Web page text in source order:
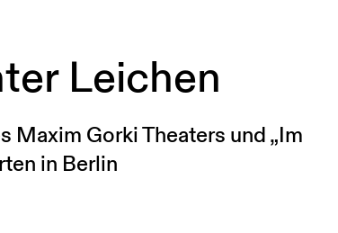
Leichen
Maxim Gorki Theaters und „Im
in Berlin